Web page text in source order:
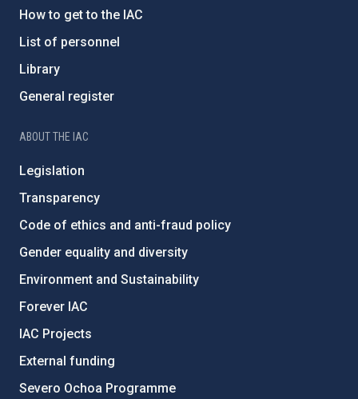
How to get to the IAC
List of personnel
Library
General register
ABOUT THE IAC
Legislation
Transparency
Code of ethics and anti-fraud policy
Gender equality and diversity
Environment and Sustainability
Forever IAC
IAC Projects
External funding
Severo Ochoa Programme